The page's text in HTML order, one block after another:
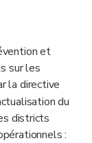
et
sur les
la directive
du
districts
: